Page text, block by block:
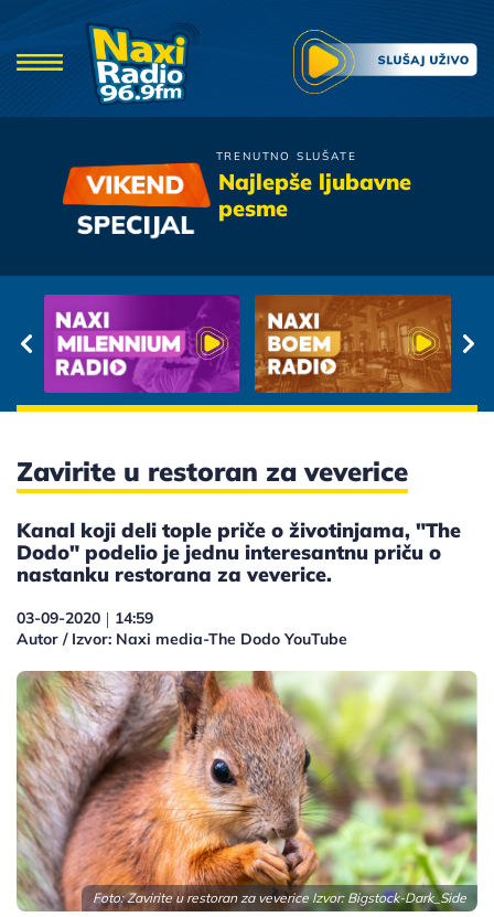
TRENUTNO SLUŠATE
Najlepše ljubavne
pesme
Sergej Cetkovic
Pola Moga Svijeta
Zavirite u restoran za veverice
Kanal koji deli tople priče o životinjama, "The
Dodo" podelio je jednu interesantnu priču o
nastanku restorana za veverice.
03-09-2020 | 14:59
Autor / Izvor: Naxi media-The Dodo YouTube
Foto: Zavirite u restoran za veverice Izvor: Bigstock-Dark_Side